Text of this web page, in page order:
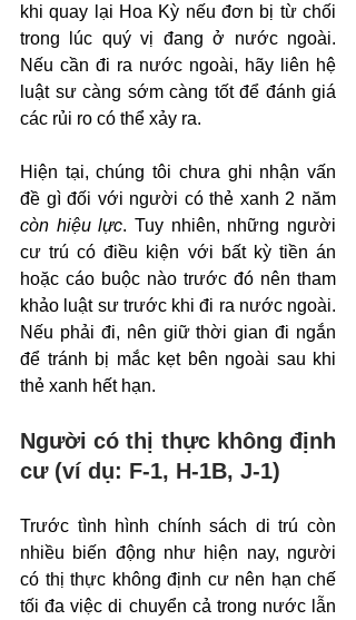
khi quay lại Hoa Kỳ nếu đơn bị từ chối
trong lúc quý vị đang ở nước ngoài.
Nếu cần đi ra nước ngoài, hãy liên hệ
luật sư càng sớm càng tốt để đánh giá
các rủi ro có thể xảy ra.
Hiện tại, chúng tôi chưa ghi nhận vấn
còn hiệu lực. Tuy nhiên, những người
cư trú có điều kiện với bất kỳ tiền án
hoặc cáo buộc nào trước đó nên tham
khảo luật sư trước khi đi ra nước ngoài.
Nếu phải đi, nên giữ thời gian đi ngắn
để tránh bị mắc kẹt bên ngoài sau khi
thẻ xanh hết hạn.
Người có thị thực không định
cư (ví dụ: F-1, H-1B, J-1)
Trước tình hình chính sách di trú còn
nhiều biến động như hiện nay, người
có thị thực không định cư nên hạn chế
tối đa việc di chuyển cả trong nước lẫn